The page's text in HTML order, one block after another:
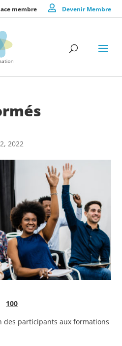
membre Devenir Membre
2022
100
des participants aux formations